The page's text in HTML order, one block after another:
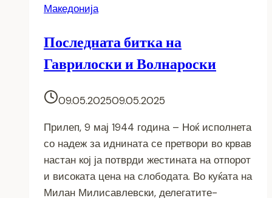
Македонија
Последната битка на
Гаврилоски и Волнароски
09.05.202509.05.2025
Прилеп, 9 мај 1944 година – Ноќ исполнета
со надеж за иднината се претвори во крвав
настан кој ја потврди жестината на отпорот
и високата цена на слободата. Во куќата на
Милан Милисавлевски, делегатите-